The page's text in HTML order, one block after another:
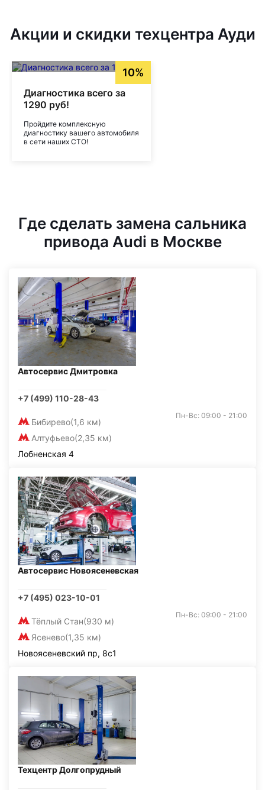
Акции и скидки техцентра Ауди
10%
Диагностика всего за
1290 руб!
Пройдите комплексную
диагностику вашего автомобиля
в сети наших СТО!
Где сделать замена сальника
привода Audi в Москве
Автосервис Дмитровка
+7 (499) 110-28-43
Бибирево(1,6 км)
Алтуфьево(2,35 км)
Пн-Вс: 09:00 - 21:00
Лобненская 4
Автосервис Новоясеневская
+7 (495) 023-10-01
Тёплый Стан(930 м)
Ясенево(1,35 км)
Пн-Вс: 09:00 - 21:00
Новоясеневский пр, 8с1
Техцентр Долгопрудный